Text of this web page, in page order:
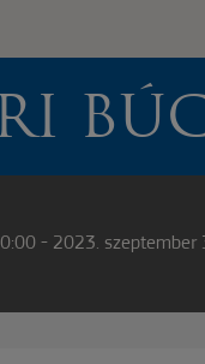
- 2023. szeptember